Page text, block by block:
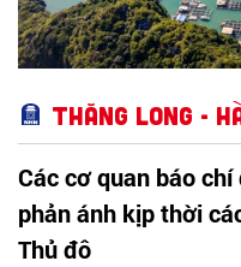
Thăng Long -
Các cơ quan báo
phản ánh kịp thời
Thủ đô